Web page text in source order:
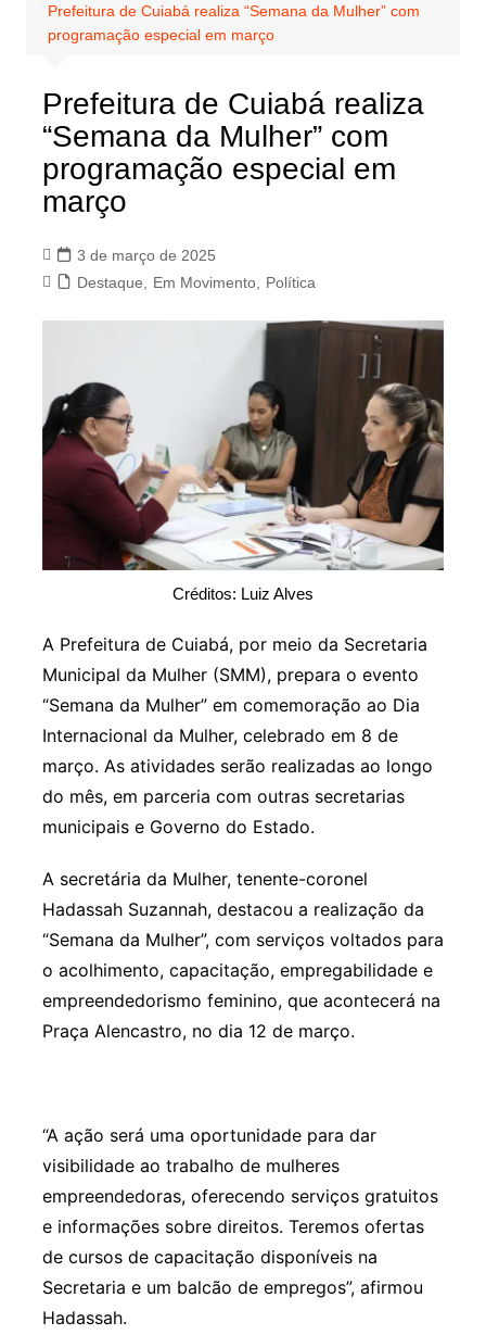
Prefeitura de Cuiabá realiza “Semana da Mulher” com
programação especial em março
Prefeitura de Cuiabá realiza
“Semana da Mulher” com
programação especial em
março
3 de março de 2025
Destaque
Em Movimento, Política
Créditos: Luiz Alves
A Prefeitura de Cuiabá, por meio da Secretaria
Municipal da Mulher (SMM), prepara o evento
“Semana da Mulher” em comemoração ao Dia
Internacional da Mulher, celebrado em 8 de
março. As atividades serão realizadas ao longo
do mês, em parceria com outras secretarias
municipais e Governo do Estado.
A secretária da Mulher, tenente-coronel
Hadassah Suzannah, destacou a realização da
“Semana da Mulher”, com serviços voltados para
o acolhimento, capacitação, empregabilidade e
empreendedorismo feminino, que acontecerá na
Praça Alencastro, no dia 12 de março.
“A ação será uma oportunidade para dar
visibilidade ao trabalho de mulheres
empreendedoras, oferecendo serviços gratuitos
e informações sobre direitos. Teremos ofertas
de cursos de capacitação disponíveis na
Secretaria e um balcão de empregos”, afirmou
Hadassah.